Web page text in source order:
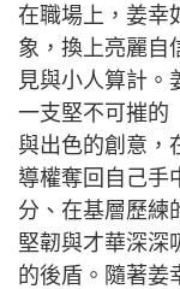
在職場上，姜幸
象，換上亮麗自
見與小人算計。
一支堅不可摧的
與出色的創意，
導權奪回自己手
分、在基層歷練
堅韌與才華深深
的後盾。隨著姜